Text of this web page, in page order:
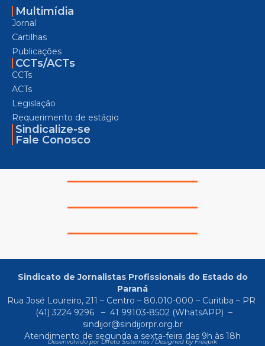
Multimídia
Jornal
Cartilhas
Publicações
CCTs/ACTs
CCTs
ACTs
Legislação
Requerimento de estágio
Sindicalize-se
Fale Conosco
Sindicato de Jornalistas Profissionais do Estado do
Paraná
Rua José Loureiro, 211 – Centro – 80.010-000 – Curitiba – PR
(41) 3224 9296
– 41 99103-8502(WhatsAPP) –
sindijor@sindijorpr.org.br
Atendimento de segunda a sexta-feira das 9h às 18h
Desenvolvido por Direta Sistemas /Designed by Freepik